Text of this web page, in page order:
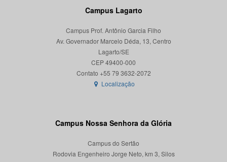
Campus Lagarto
Campus Prof. Antônio Garcia Filho
Av. Governador Marcelo Déda, 13, Centro
Lagarto/SE
CEP 49400-000
Localização
Campus Nossa Senhora da Glória
Campus do Sertão
Rodovia Engenheiro Jorge Neto, km 3, Silos